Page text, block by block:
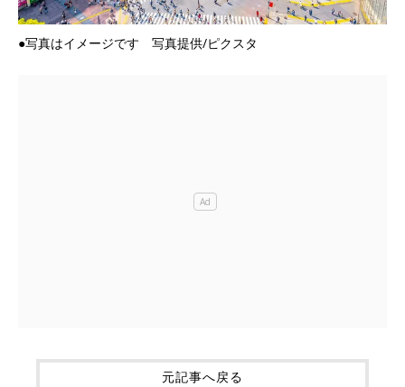
●写真はイメージです 写真提供/ピクスタ
元記事へ戻る